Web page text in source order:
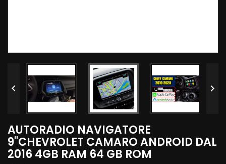
 
AUTORADIO NAVIGATORE
9"CHEVROLET CAMARO ANDROID DAL
2016 4GB RAM 64 GB ROM